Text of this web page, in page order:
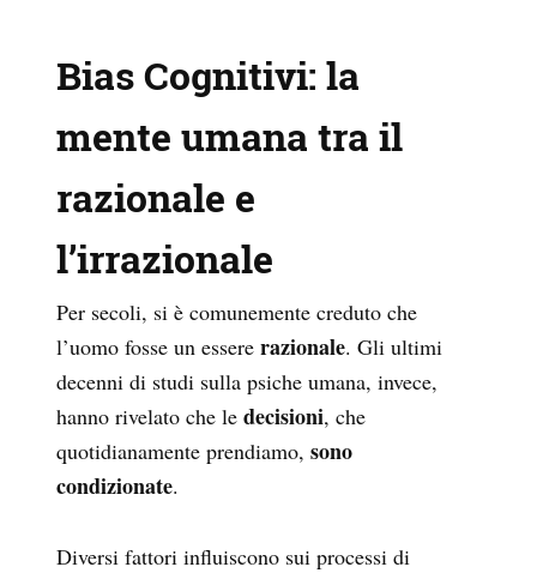
Bias Cognitivi: la
mente umana tra il
razionale e
l’irrazionale
Per secoli, si è comunemente creduto che
l’uomo fosse un essere razionale. Gli ultimi
decenni di studi sulla psiche umana, invece,
hanno rivelato che le decisioni, che
quotidianamente prendiamo, sono
condizionate.
Diversi fattori influiscono sui processi di